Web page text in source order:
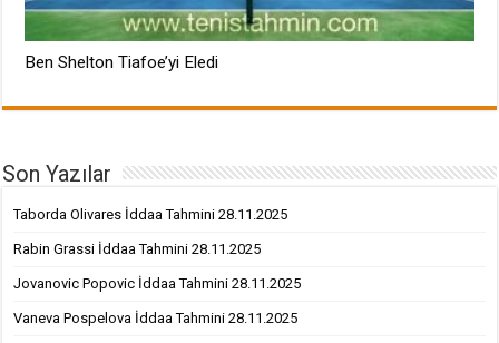
Ben Shelton Tiafoe’yi Eledi
Son Yazılar
Taborda Olivares İddaa Tahmini 28.11.2025
Rabin Grassi İddaa Tahmini 28.11.2025
Jovanovic Popovic İddaa Tahmini 28.11.2025
Vaneva Pospelova İddaa Tahmini 28.11.2025